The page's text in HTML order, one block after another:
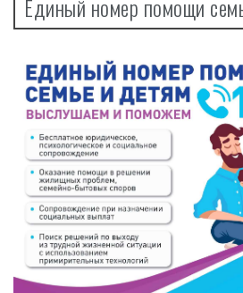
Единый номер помощи